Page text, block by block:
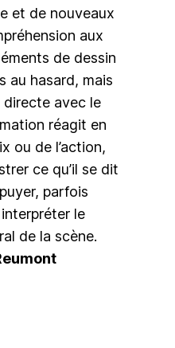
et de nouveaux
aux
de dessin
au hasard, mais
avec le
réagit en
ou de l’action,
ce qu’il se dit
parfois
le
de la scène.